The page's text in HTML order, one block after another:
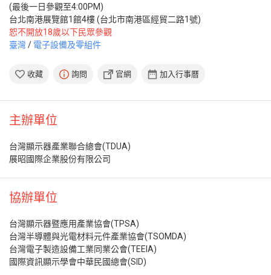
(最後一日參觀至4:00PM)
台北南港展覽館1館4樓 (台北市南港區經貿二路1號)
恕不開放18歲以下民眾參觀
臺灣/ 電子設備及零組件
收藏 詢問 官網 加入行事曆
主辦單位
台灣顯示器產業聯合總會(TDUA)
展昭國際企業股份有限公司
協辦單位
台灣顯示器暨應用產業協會(TPSA)
台灣半導體與光電材料元件產業協會(TSOMDA)
台灣電子製造設備工業同業公會(TEEIA)
國際資訊顯示學會中華民國總會(SID)